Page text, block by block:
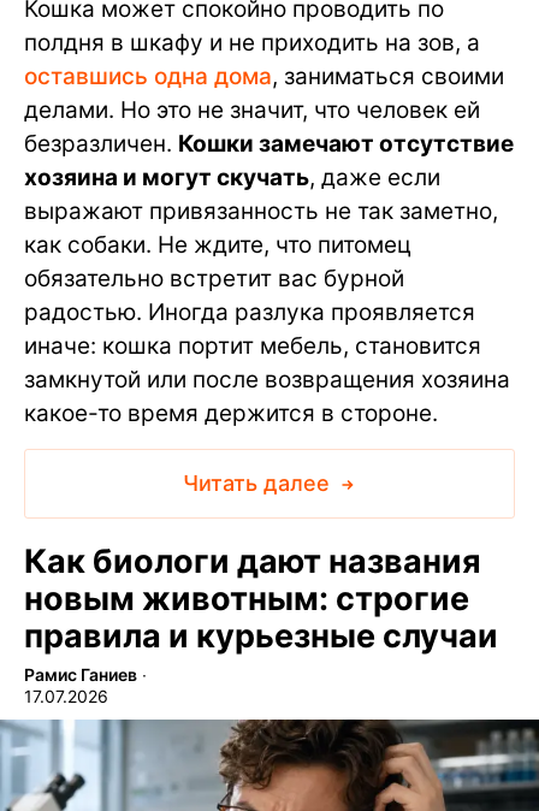
Кошка может спокойно проводить по
полдня в шкафу и не приходить на зов, а
оставшись одна дома, заниматься своими
делами. Но это не значит, что человек ей
безразличен. Кошки замечают отсутствие
хозяина и могут скучать, даже если
выражают привязанность не так заметно,
как собаки. Не ждите, что питомец
обязательно встретит вас бурной
радостью. Иногда разлука проявляется
иначе: кошка портит мебель, становится
замкнутой или после возвращения хозяина
какое-то время держится в стороне.
Читать далее
Как биологи дают названия
новым животным: строгие
правила и курьезные случаи
Рамис Ганиев ∙
17.07.2026